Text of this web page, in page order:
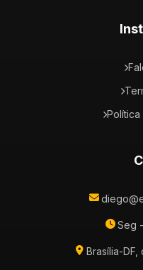
Seg
Brasília-